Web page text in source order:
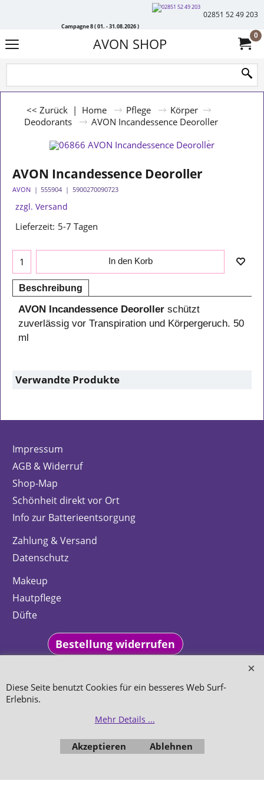
Campagne 8 ( 01. - 31.08.2026 )
02851 52 49 203
AVON SHOP 0
<< Zurück | Home Pflege
Körper
Deodorants
AVON Incandessence Deoroller
AVON Incandessence Deoroller
AVON 555904 5900270090723
zzgl. Versand
Lieferzeit: 5-7 Tagen
In den Korb
Beschreibung
AVON Incandessence Deoroller schützt
zuverlässig vor Transpiration und Körpergeruch. 50
ml
Verwandte Produkte
Impressum
AGB & Widerruf
Shop-Map
Schönheit direkt vor Ort
Info zur Batterieentsorgung
Zahlung & Versand
Datenschutz
Makeup
Hautpflege
Düfte
Bestellung widerrufen
Software.
Diese Seite benutzt Cookies für ein besseres Web Surf-
Erlebnis.
Mehr Details ...
Akzeptieren Ablehnen